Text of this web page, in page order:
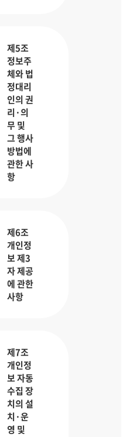
제5조
정보주
체와 법
정대리
인의 권
리·의
무 및
그 행사
방법에
관한 사
항
제6조
개인정
보 제3
자 제공
에 관한
사항
제7조
개인정
보 자동
수집 장
치의 설
치·운
영 및